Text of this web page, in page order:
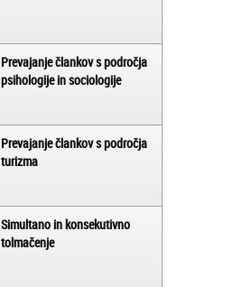
Prevajanje člankov s področja
psihologije in sociologije
Prevajanje člankov s področja
turizma
Simultano in konsekutivno
tolmačenje